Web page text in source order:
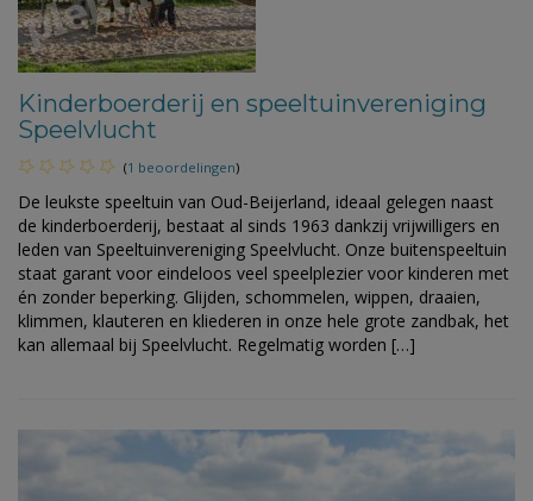
Kinderboerderij en speeltuinvereniging
Speelvlucht
(1 beoordelingen)
De leukste speeltuin van Oud-Beijerland, ideaal gelegen naast
de kinderboerderij, bestaat al sinds 1963 dankzij vrijwilligers en
leden van Speeltuinvereniging Speelvlucht. Onze buitenspeeltuin
staat garant voor eindeloos veel speelplezier voor kinderen met
én zonder beperking. Glijden, schommelen, wippen, draaien,
klimmen, klauteren en kliederen in onze hele grote zandbak, het
kan allemaal bij Speelvlucht. Regelmatig worden […]